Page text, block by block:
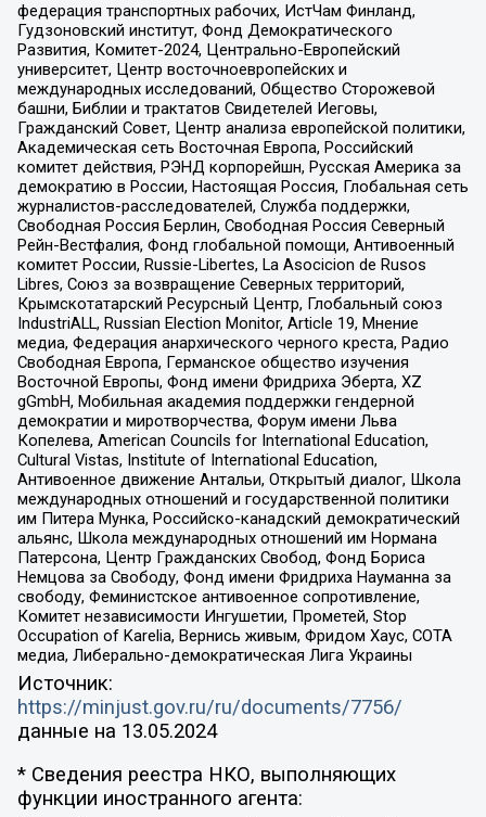
федерация транспортных рабочих, ИстЧам Финланд,
Гудзоновский институт, Фонд Демократического
Развития, Комитет-2024, Центрально-Европейский
университет, Центр восточноевропейских и
международных исследований, Общество Сторожевой
башни, Библии и трактатов Свидетелей Иеговы,
Гражданский Совет, Центр анализа европейской политики,
Академическая сеть Восточная Европа, Российский
комитет действия, РЭНД корпорейшн, Русская Америка за
демократию в России, Настоящая Россия, Глобальная сеть
журналистов-расследователей, Служба поддержки,
Свободная Россия Берлин, Свободная Россия Северный
Рейн-Вестфалия, Фонд глобальной помощи, Антивоенный
комитет России, Russie-Libertes, La Asocicion de Rusos
Libres, Союз за возвращение Северных территорий,
Крымскотатарский Ресурсный Центр, Глобальный союз
IndustriALL, Russian Election Monitor, Article 19, Мнение
медиа, Федерация анархического черного креста, Радио
Свободная Европа, Германское общество изучения
Восточной Европы, Фонд имени Фридриха Эберта, XZ
gGmbH, Мобильная академия поддержки гендерной
демократии и миротворчества, Форум имени Льва
Копелева, American Councils for International Education,
Cultural Vistas, Institute of International Education,
Антивоенное движение Антальи, Открытый диалог, Школа
международных отношений и государственной политики
им Питера Мунка, Российско-канадский демократический
альянс, Школа международных отношений им Нормана
Патерсона, Центр Гражданских Свобод, Фонд Бориса
Немцова за Свободу, Фонд имени Фридриха Науманна за
свободу, Феминистское антивоенное сопротивление,
Комитет независимости Ингушетии, Прометей, Stop
Occupation of Karelia, Вернись живым, Фридом Хаус, СОТА
медиа, Либерально-демократическая Лига Украины
Источник:
https://minjust.gov.ru/ru/documents/7756/
данные на 13.05.2024
* Сведения реестра НКО, выполняющих
функции иностранного агента: